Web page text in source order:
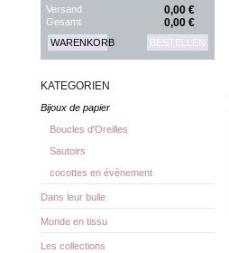
Versand 0,00 €
Gesamt 0,00 €
WARENKORB BESTELLEN
KATEGORIEN
Bijoux de papier
Boucles d'Oreilles
Sautoirs
cocottes en évènement
Dans leur bulle
Monde en tissu
Les collections